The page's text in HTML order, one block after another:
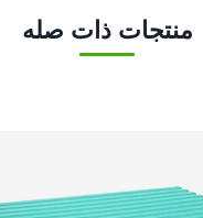
منتجات ذات صله